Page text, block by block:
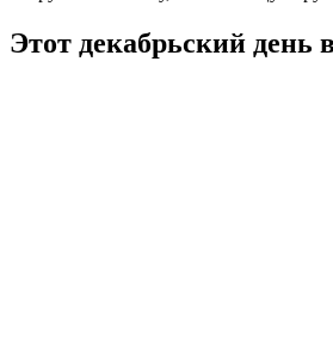
Этот декабрьский день